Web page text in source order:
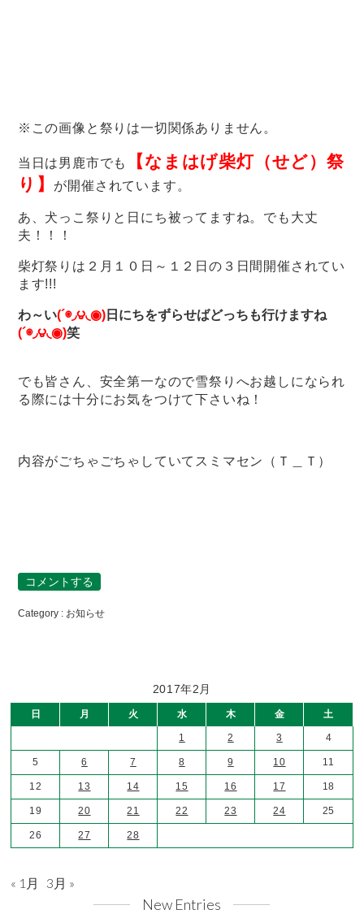
※この画像と祭りは一切関係ありません。
当日は男鹿市でも
【なまはげ柴灯（せど）祭
り】
が開催されています。
あ、犬っこ祭りと日にち被ってますね。でも大丈
夫！！！
柴灯祭りは２月１０日～１２日の３日間開催されてい
ます!!!
わ～い(´◉◞౪◟◉)日にちをずらせばどっちも行けますね
(´◉◞౪◟◉)笑
でも皆さん、安全第一なので雪祭りへお越しになられ
る際には十分にお気をつけて下さいね！
内容がごちゃごちゃしていてスミマセン（Ｔ＿Ｔ）
コメントする
Category : お知らせ
2017年2月
日 月 火 水 木 金 土
1 2 3 4
5 6 7 8 9 10 11
12 13 14 15 16 17 18
19 20 21 22 23 24 25
26 27 28
« 1月 3月 »
New Entries